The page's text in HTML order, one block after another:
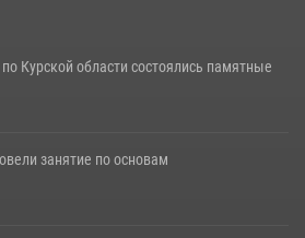
Курской области состоялись памятные
занятие по основам